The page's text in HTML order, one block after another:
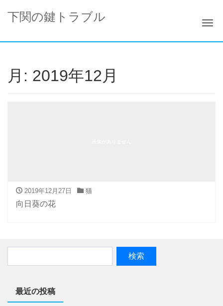
下関の鍵トラブル
ナ
月: 2019年12月
2019年12月27日 猫
向日葵の花
最近の投稿